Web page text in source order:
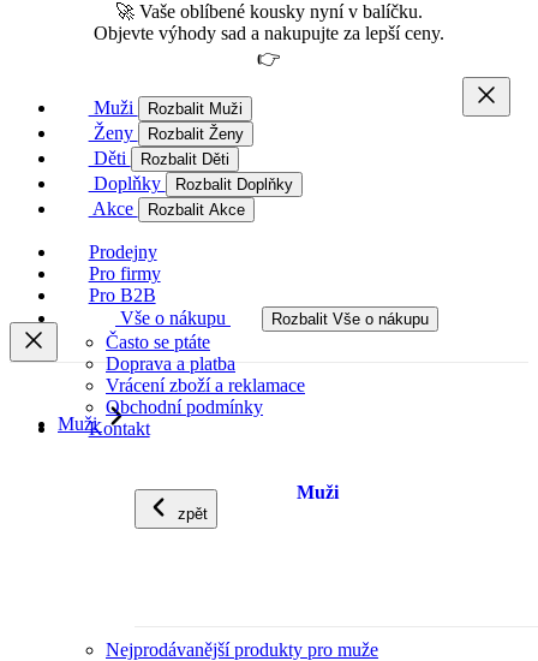
🚀 Vaše oblíbené kousky nyní v balíčku.
Objevte výhody sad a nakupujte za lepší ceny.
👉
Muži Rozbalit Muži
Ženy Rozbalit Ženy
Děti Rozbalit Děti
Doplňky Rozbalit Doplňky
Akce Rozbalit Akce
Prodejny
Pro firmy
Pro B2B
Vše o nákupu
Rozbalit Vše o nákupu
Často se ptáte
Doprava a platba
Vrácení zboží a reklamace
Obchodní podmínky
Kontakt
Muži
zpět
Muži
Nejprodávanější produkty pro muže